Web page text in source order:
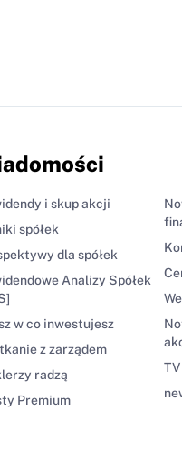
i skup akcji
spółek
dla spółek
Analizy Spółek
w co inwestujesz
z zarządem
radzą
Premium